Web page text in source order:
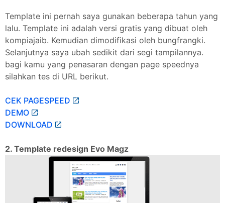
Template ini pernah saya gunakan beberapa tahun yang
lalu. Template ini adalah versi gratis yang dibuat oleh
kompiajaib. Kemudian dimodifikasi oleh bungfrangki.
Selanjutnya saya ubah sedikit dari segi tampilannya.
bagi kamu yang penasaran dengan page speednya
silahkan tes di URL berikut.
CEK PAGESPEED
DEMO
DOWNLOAD
2. Template redesign Evo Magz